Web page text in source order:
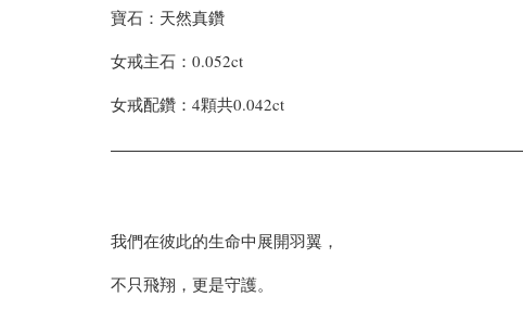
寶石：天然真鑽
女戒主石：0.052ct
女戒配鑽：4顆共0.042ct
我們在彼此的生命中展開羽翼，
不只飛翔，更是守護。